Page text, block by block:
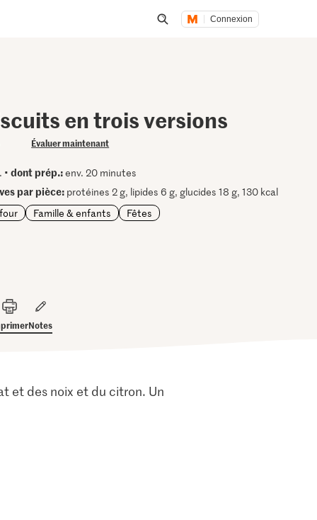
Connexion
en trois versions
Évaluer maintenant
•dont prép.:env. 20 minutes
par pièce: protéines 2 g, lipides 6 g, glucides 18 g, 130 kcal
Famille & enfants Fêtes
Notes
et des noix et du citron. Un